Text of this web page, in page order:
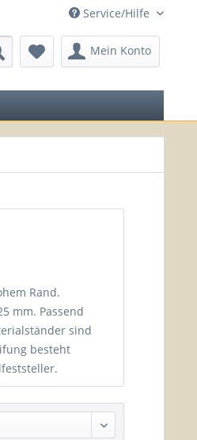
Service/Hilfe
Mein Konto
Rand.
mm. Passend
sind
besteht